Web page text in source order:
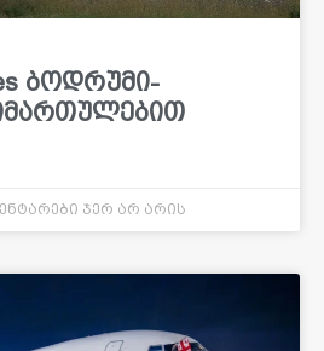
ბოდრუმი-
ჯერ არ არის